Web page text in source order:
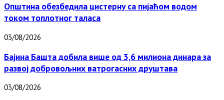
Општина обезбедила цистерну са пијаћом водом
током топлотног таласа
03/08/2026
Бајина Башта добила више од 3,6 милиона динара за
развој добровољних ватрогасних друштава
03/08/2026